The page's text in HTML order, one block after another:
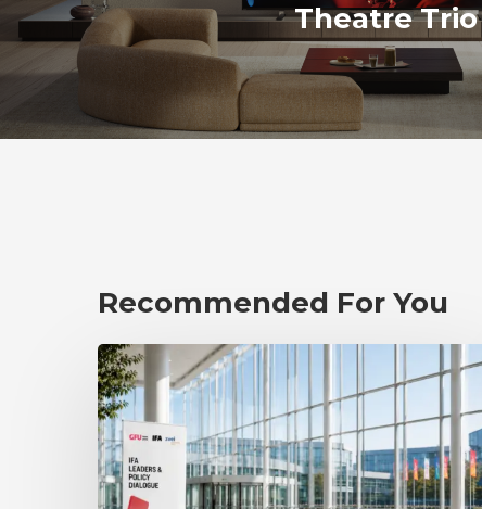
Theatre
Recommended For You